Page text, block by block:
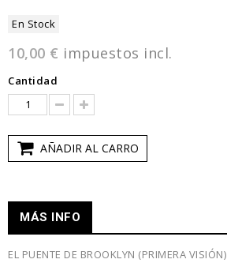
En Stock
10,00 € impuestos incl.
Cantidad
AÑADIR AL CARRO
MÁS INFO
EL PUENTE DE BROOKLYN (PRIMERA VISIÓN)